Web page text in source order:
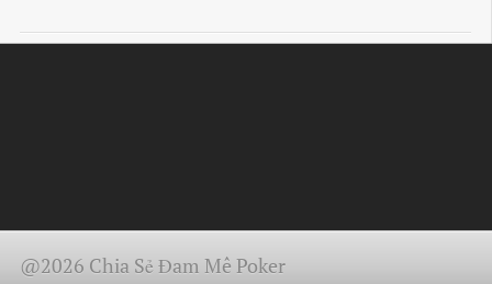
@2026 Chia Sẻ Đam Mê Poker